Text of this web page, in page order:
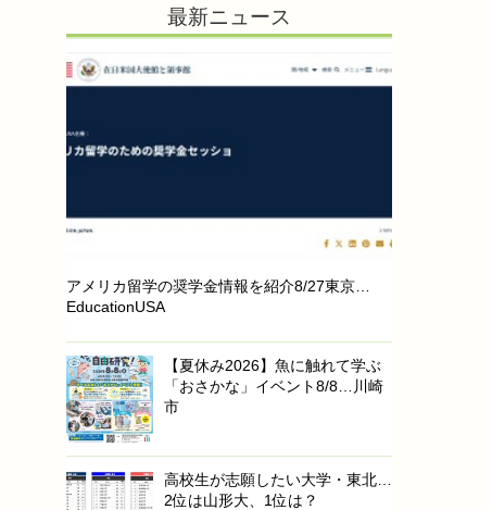
最新ニュース
アメリカ留学の奨学金情報を紹介8/27東京…
EducationUSA
【夏休み2026】魚に触れて学ぶ
「おさかな」イベント8/8…川崎
市
高校生が志願したい大学・東北…
2位は山形大、1位は？